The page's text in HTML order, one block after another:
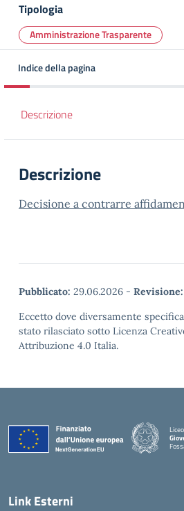
Tipologia
Amministrazione Trasparente
Indice della pagina
Descrizione
Descrizione
Decisione a contrarre
Pubblicato: 29.06.2026 - Revisione:
Eccetto dove diversamente
stato rilasciato sotto Licenza
Attribuzione 4.0 Italia.
Link Esterni